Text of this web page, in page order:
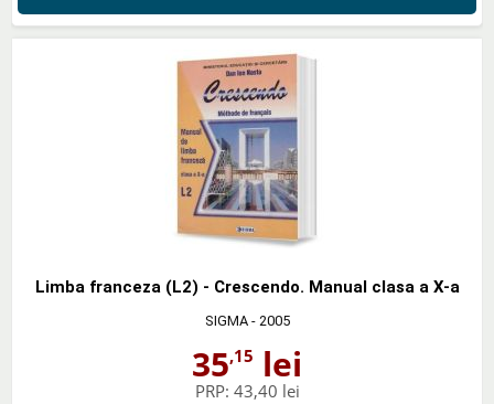
Limba franceza (L2) - Crescendo. Manual clasa a X-a
SIGMA- 2005
35,15 lei
PRP: 43,40 lei